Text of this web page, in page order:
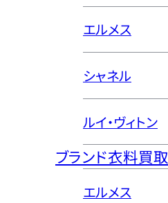
エルメス
シャネル
ルイ・ヴィトン
ブランド衣料買取
エルメス